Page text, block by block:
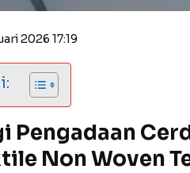
2026 17:19
Pengadaan
Non Woven